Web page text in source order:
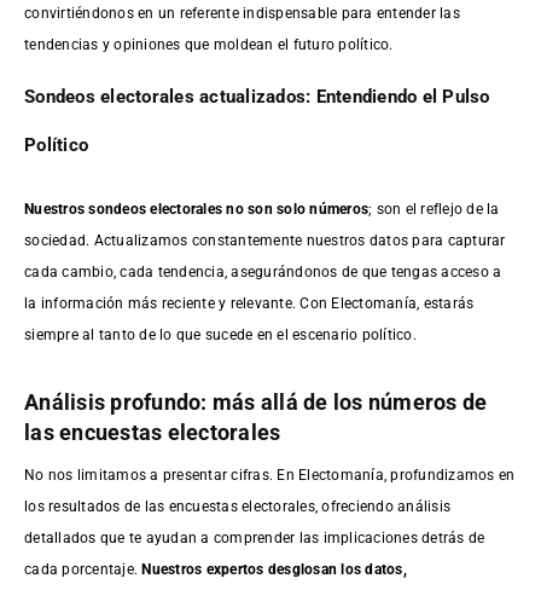
convirtiéndonos en un referente indispensable para entender las
tendencias y opiniones que moldean el futuro político.
Sondeos electorales actualizados: Entendiendo el Pulso
Político
Nuestros sondeos electorales no son solo números; son el reflejo de la
sociedad. Actualizamos constantemente nuestros datos para capturar
cada cambio, cada tendencia, asegurándonos de que tengas acceso a
la información más reciente y relevante. Con Electomanía, estarás
siempre al tanto de lo que sucede en el escenario político.
Análisis profundo: más allá de los números de
las encuestas electorales
No nos limitamos a presentar cifras. En Electomanía, profundizamos en
los resultados de las encuestas electorales, ofreciendo análisis
detallados que te ayudan a comprender las implicaciones detrás de
cada porcentaje.Nuestros expertos desglosan los datos,